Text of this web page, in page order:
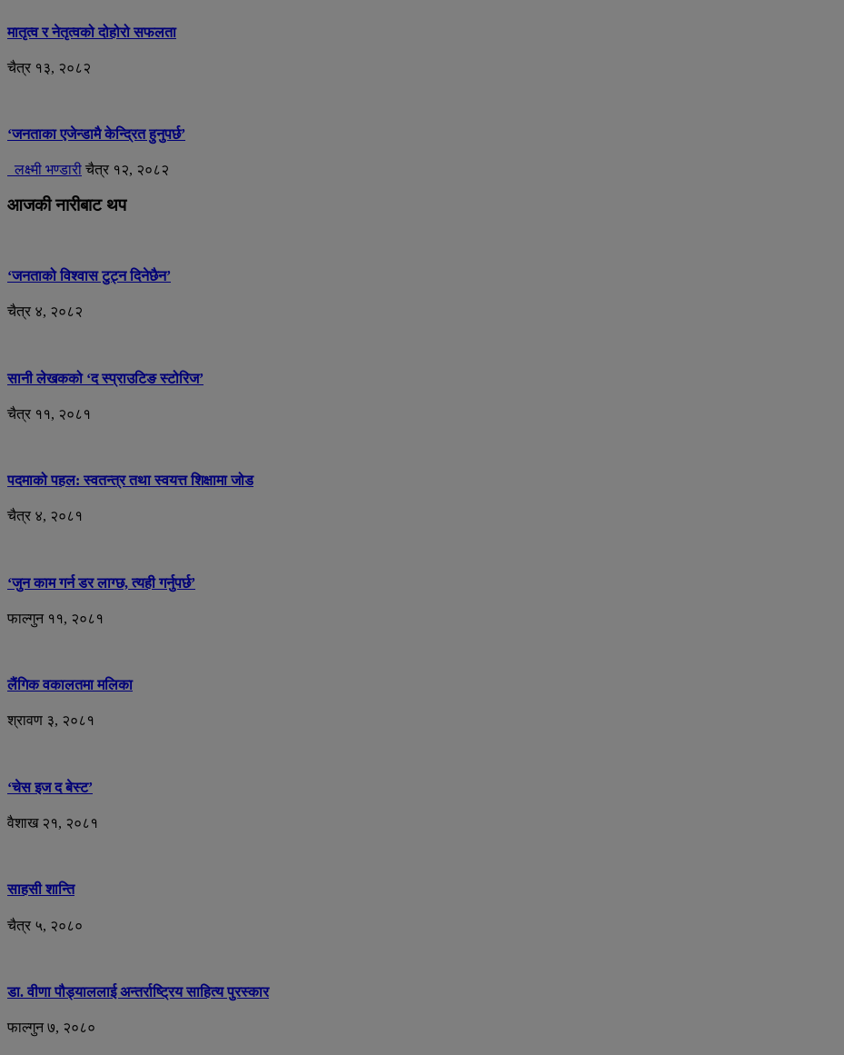
मातृत्व र नेतृत्वको दोहोरो सफलता
चैत्र १३, २०८२
‘जनताका एजेन्डामै केन्द्रित हुनुपर्छ’
लक्ष्मी भण्डारी चैत्र १२, २०८२
आजकी नारीबाट थप
‘जनताको विश्वास टुट्न दिनेछैन’
चैत्र ४, २०८२
सानी लेखकको ‘द स्प्राउटिङ स्टोरिज’
चैत्र ११, २०८१
पदमाको पहल: स्वतन्त्र तथा स्वयत्त शिक्षामा जोड
चैत्र ४, २०८१
‘जुन काम गर्न डर लाग्छ, त्यही गर्नुपर्छ’
फाल्गुन ११, २०८१
लैंगिक वकालतमा मलिका
श्रावण ३, २०८१
‘चेस इज द बेस्ट’
वैशाख २१, २०८१
साहसी शान्ति
चैत्र ५, २०८०
डा. वीणा पौड्याललाई अन्तर्राष्ट्रिय साहित्य पुरस्कार
फाल्गुन ७, २०८०